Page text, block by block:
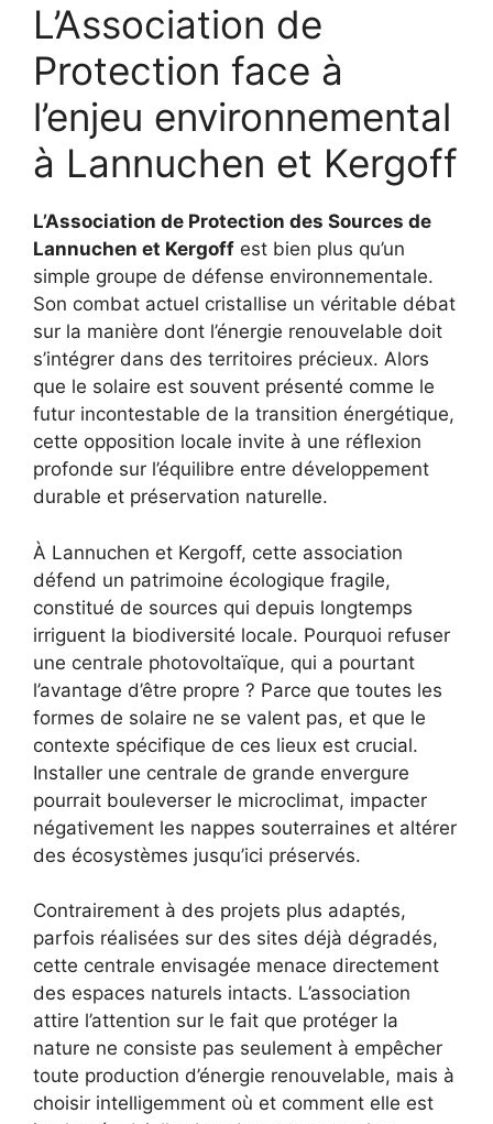
L’Association de
Protection face à
l’enjeu environnemental
à Lannuchen et Kergoff
L’Association de Protection des Sources de
Lannuchen et Kergoff est bien plus qu’un
simple groupe de défense environnementale.
Son combat actuel cristallise un véritable débat
sur la manière dont l’énergie renouvelable doit
s’intégrer dans des territoires précieux. Alors
que le solaire est souvent présenté comme le
futur incontestable de la transition énergétique,
cette opposition locale invite à une réflexion
profonde sur l’équilibre entre développement
durable et préservation naturelle.
À Lannuchen et Kergoff, cette association
défend un patrimoine écologique fragile,
constitué de sources qui depuis longtemps
irriguent la biodiversité locale. Pourquoi refuser
une centrale photovoltaïque, qui a pourtant
l’avantage d’être propre ? Parce que toutes les
formes de solaire ne se valent pas, et que le
contexte spécifique de ces lieux est crucial.
Installer une centrale de grande envergure
pourrait bouleverser le microclimat, impacter
négativement les nappes souterraines et altérer
des écosystèmes jusqu’ici préservés.
Contrairement à des projets plus adaptés,
parfois réalisées sur des sites déjà dégradés,
cette centrale envisagée menace directement
des espaces naturels intacts. L’association
attire l’attention sur le fait que protéger la
nature ne consiste pas seulement à empêcher
toute production d’énergie renouvelable, mais à
choisir intelligemment où et comment elle est